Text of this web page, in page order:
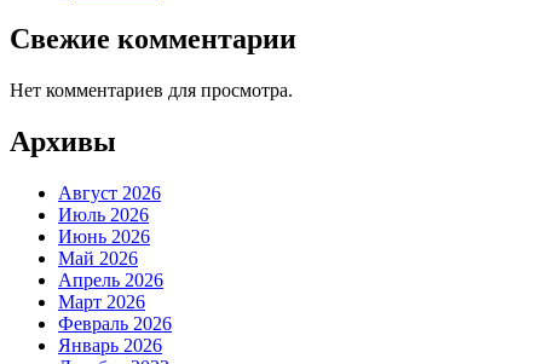
Свежие комментарии
Нет комментариев для просмотра.
Архивы
Август 2026
Июль 2026
Июнь 2026
Май 2026
Апрель 2026
Март 2026
Февраль 2026
Январь 2026